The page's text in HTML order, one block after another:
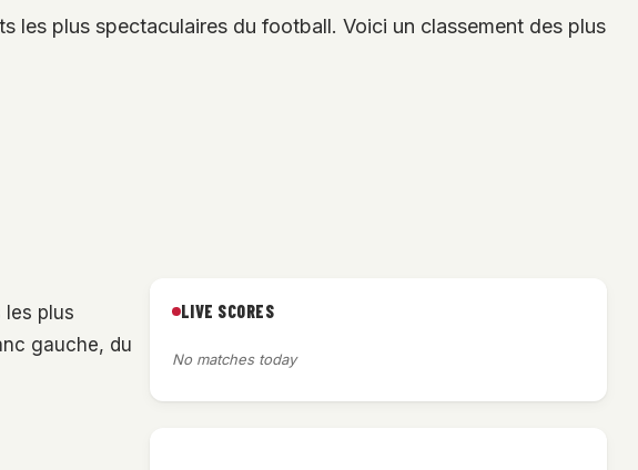
les plus spectaculaires du football. Voici un classement des plus
plus
gauche, du
LIVE SCORES
No matches today